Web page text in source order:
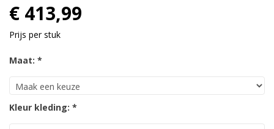
€ 413,99
Prijs per stuk
Maat: *
Kleur kleding: *